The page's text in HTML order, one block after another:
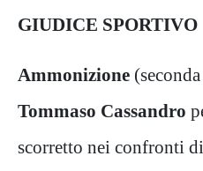
GIUDICE SPORTIVO
Ammonizione
Tommaso Cassandro
scorretto nei confronti